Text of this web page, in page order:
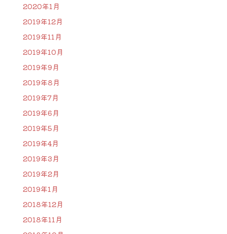
2020年1月
2019年12月
2019年11月
2019年10月
2019年9月
2019年8月
2019年7月
2019年6月
2019年5月
2019年4月
2019年3月
2019年2月
2019年1月
2018年12月
2018年11月